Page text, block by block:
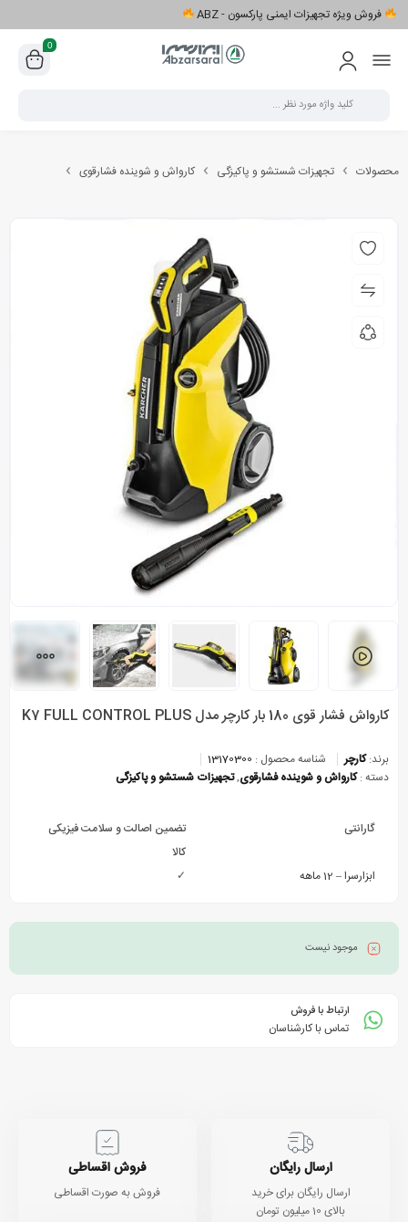
فروش ویژه تجهیزات ایمنی پارکسون - ABZ
0
محصولات تجهیزات شستشو و پاکیزگی کارواش و شوینده فشارقوی
کارواش فشار قوی 180 بار کارچر مدل K7 FULL CONTROL PLUS
برند:کارچر شناسه محصول : 13170300
دسته :کارواش و شوینده فشارقوی,تجهیزات شستشو و پاکیزگی
گارانتی
ابزارسرا – 12 ماهه
تضمین اصالت و سلامت فیزیکی
کالا
✓
موجود نیست
ارتباط با فروش
تماس با کارشناسان
ارسال رایگان
ارسال رایگان برای خرید
بالای 10 میلیون تومان
فروش اقساطی
فروش به صورت اقساطی